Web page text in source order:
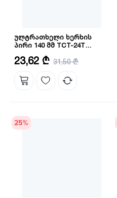
ულტრათხელი ხერხის
პირი 140 მმ TCT-24T
რაოდენობა: 2
კბილების რაოდენობა: 24
23,62 ₾ 31,50 ₾
25%